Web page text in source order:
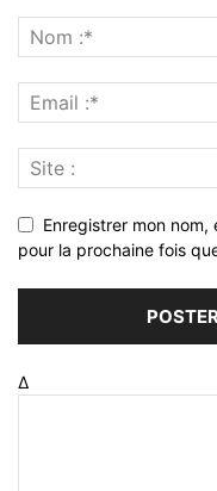
Enregistrer mon
pour la prochaine fois
Δ